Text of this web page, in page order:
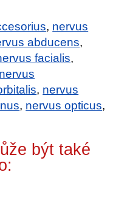
, nervus
abducens,
facialis,
nervus
, nervus
, nervus opticus,
být také